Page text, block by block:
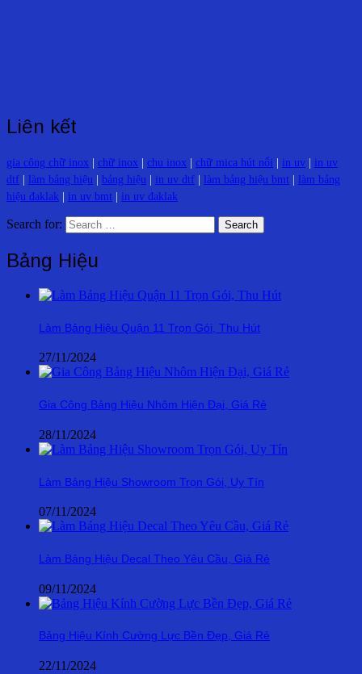
Liên kết
gia công chữ inox chữ inox chu inox chữ mica hút nổi in uv
in uv
dtf
làm bảng hiệu bảng hiệu in uv dtf làm bảng hiệu bmt
làm bảng
hiệu đaklak
in uv bmt in uv đaklak
Search for:
Bảng Hiệu
Làm Bảng Hiệu Quận 11 Trọn Gói, Thu Hút
27/11/2024
Gia Công Bảng Hiệu Nhôm Hiện Đại, Giá Rẻ
28/11/2024
Làm Bảng Hiệu Showroom Trọn Gói, Uy Tín
07/11/2024
Làm Bảng Hiệu Decal Theo Yêu Cầu, Giá Rẻ
09/11/2024
Bảng Hiệu Kính Cường Lực Bền Đẹp, Giá Rẻ
22/11/2024